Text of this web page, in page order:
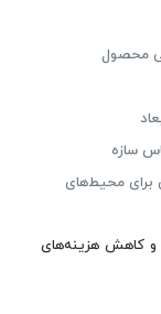
محصول
سازه
برای محیط‌های
و کاهش هزینه‌های